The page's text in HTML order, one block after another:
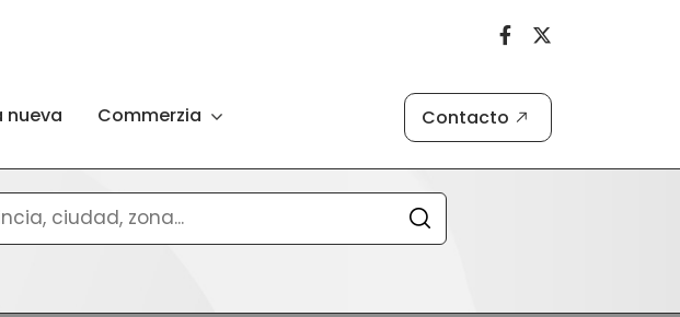
nueva Commerzia Contacto